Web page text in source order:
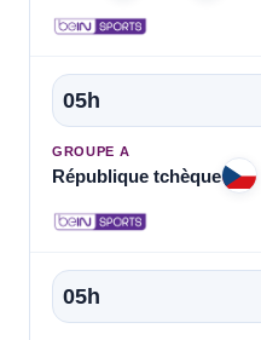
05h
GROUPE A
République tchèque
05h